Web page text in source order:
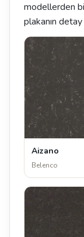
modellerden
plakanın
Aizano
Belenco